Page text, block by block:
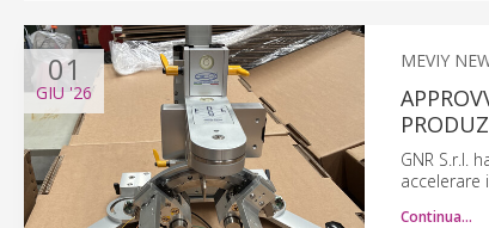
01
GIU'26
MEVIY
GNR S.r.l.
Continua…